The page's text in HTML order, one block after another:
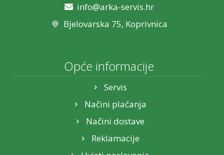
info@arka-servis.hr
Bjelovarska 75, Koprivnica
Opće informacije
Servis
Načini plaćanja
Načini dostave
Reklamacije